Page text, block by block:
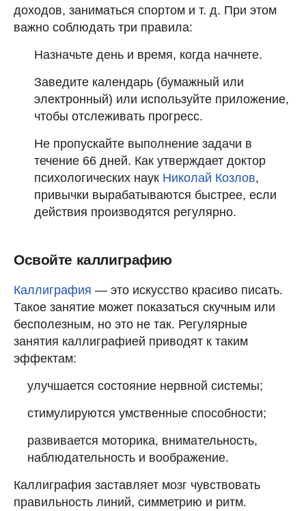
доходов, заниматься спортом и т. д. При этом
важно соблюдать три правила:
Назначьте день и время, когда начнете.
Заведите календарь (бумажный или
электронный) или используйте приложение,
чтобы отслеживать прогресс.
Не пропускайте выполнение задачи в
течение 66 дней. Как утверждает доктор
психологических наук Николай Козлов,
привычки вырабатываются быстрее, если
действия производятся регулярно.
Освойте каллиграфию
Каллиграфия — это искусство красиво писать.
Такое занятие может показаться скучным или
бесполезным, но это не так. Регулярные
занятия каллиграфией приводят к таким
эффектам:
улучшается состояние нервной системы;
стимулируются умственные способности;
развивается моторика, внимательность,
наблюдательность и воображение.
Каллиграфия заставляет мозг чувствовать
правильность линий, симметрию и ритм.